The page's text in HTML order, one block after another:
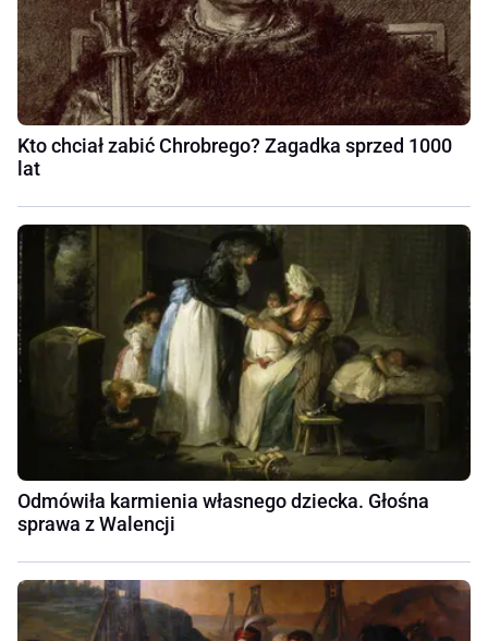
Kto chciał zabić Chrobrego? Zagadka sprzed 1000
lat
Odmówiła karmienia własnego dziecka. Głośna
sprawa z Walencji